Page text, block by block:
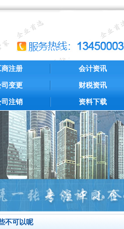
商注册
司变更
司注销
会计资讯
财税资讯
资料下载
不可以呢